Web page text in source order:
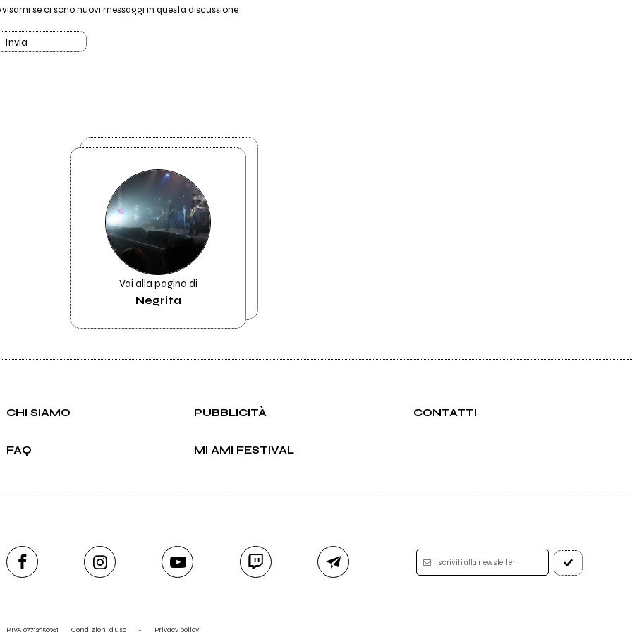
se ci sono nuovi messaggi in questa discussione
Invia
Vai alla pagina di
Negrita
CHI SIAMO PUBBLICITÀ CONTATTI
FAQ MI AMI FESTIVAL
Iscriviti alla newsletter
P.IVA 07712350961 Condizioni d'uso - Privacy policy